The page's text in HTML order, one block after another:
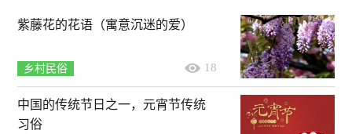
紫藤花的花语（寓意沉迷的爱）
乡村民俗 18
中国的传统节日之一，元宵节传统
习俗